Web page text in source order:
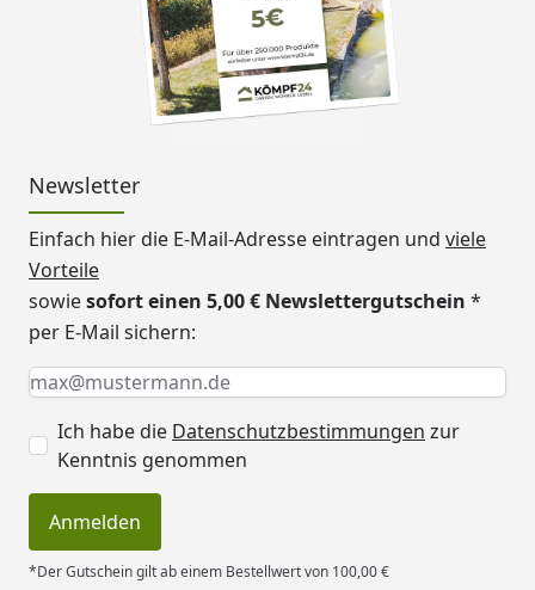
Newsletter
Einfach hier die E-Mail-Adresse eintragen und viele
Vorteile
sowiesofort einen 5,00 € Newslettergutschein *
per E-Mail sichern:
Keine Eingabe erforderlich
Eingabe erforderlich
E-Mail *
Ich habe die Datenschutzbestimmungen zur
Kenntnis genommen
Anmelden
*Der Gutschein gilt ab einem Bestellwert von 100,00 €